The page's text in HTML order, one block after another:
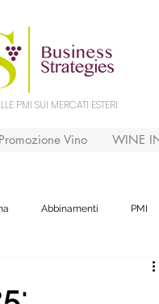
PMI SUI MERCATI ESTERI
Vino WINE
Abbinamenti PMI